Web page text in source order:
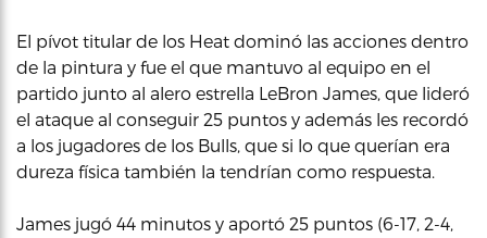
El pívot titular de los Heat dominó las acciones dentro
de la pintura y fue el que mantuvo al equipo en el
partido junto al alero estrella LeBron James, que lideró
el ataque al conseguir 25 puntos y además les recordó
a los jugadores de los Bulls, que si lo que querían era
dureza física también la tendrían como respuesta.
James jugó 44 minutos y aportó 25 puntos (6-17, 2-4,